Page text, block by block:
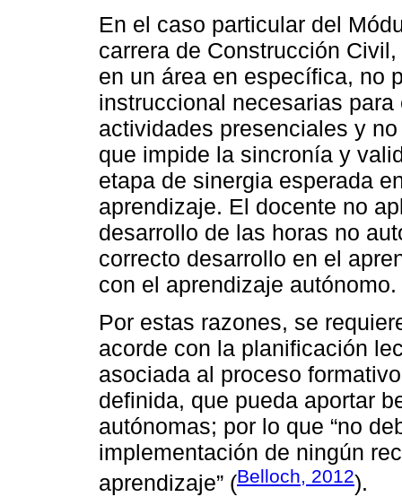
En el caso particular del
carrera de Construcción
en un área en específica, no
instruccional necesarias
actividades presenciales y
que impide la sincronía y
etapa de sinergia esperada
aprendizaje. El docente no
desarrollo de las horas no
correcto desarrollo en el
con el aprendizaje autónomo.
Por estas razones, se
acorde con la planificación
asociada al proceso
definida, que pueda aportar
autónomas; por lo que “no
implementación de ningún
aprendizaje” (Belloch, 2012).